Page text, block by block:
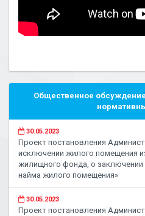
Общественное обсуждение
30.05.2023
Проект постановления
исключении жилого помещения
жилищного фонда, о заключении
найма жилого помещения»
30.05.2023
Проект постановления